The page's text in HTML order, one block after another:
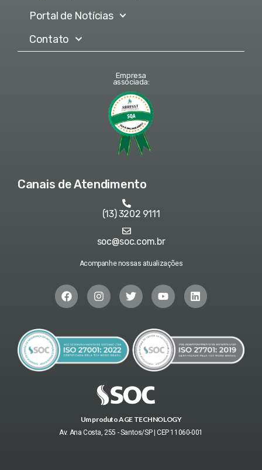
Portal de Notícias
Contato
Empresa
associada:
Canais de Atendimento
(13) 3202 9111
soc@soc.com.br
Acompanhe nossas atualizações
Um produto AGE TECHNOLOGY
Av. Ana Costa, 255 - Santos/SP | CEP 11060-001